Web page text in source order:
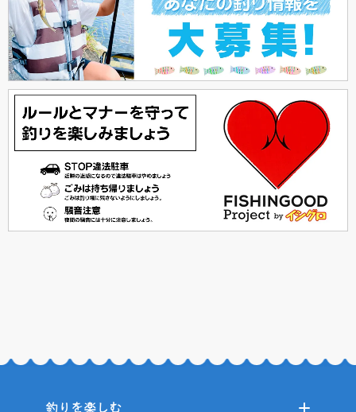
釣りを楽しむ